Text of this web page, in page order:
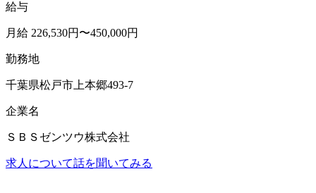
給与
月給 226,530円〜450,000円
勤務地
千葉県松戸市上本郷493-7
企業名
ＳＢＳゼンツウ株式会社
求人について話を聞いてみる